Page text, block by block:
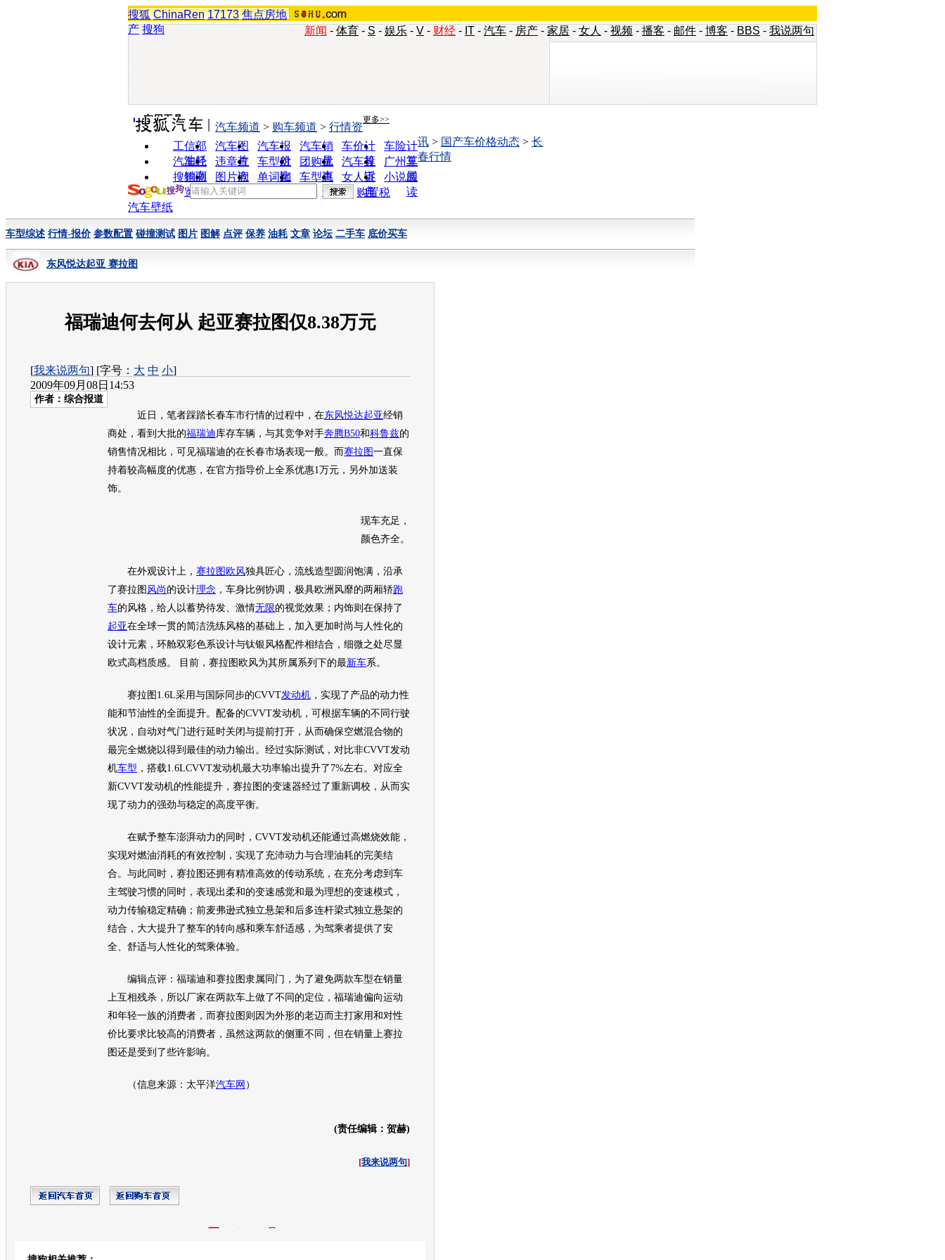
搜狐 ChinaRen 17173 焦点房地
产 搜狗 新闻 - 体育 - S - 娱乐 - V - 财经 - IT - 汽车 - 房产 - 家居 - 女人 - 视频 - 播客 - 邮件 - 博客 - BBS - 我说两句
实用工具 更多>>
工信部
油耗
汽车图
片
汽车报
价
汽车销
量
车价计
算
车险计
算
汽车经
销商
违章查
询
车型对
比
团购优
惠
汽车投
诉
广州车
展
搜狗浏
览器
图片欣
赏
单词翻
车型查
询
女人宝
典
小说阅
读
汽车频道 > 购车频道 > 行情资
讯 > 国产车价格动态 > 长
春行情
购置税
汽车壁纸
车型综述 行情-报价 参数配置 碰撞测试 图片 图解 点评 保养 油耗 文章 论坛 二手车 底价买车
东风悦达起亚 赛拉图
福瑞迪何去何从 起亚赛拉图仅8.38万元
[我来说两句] [字号： 大 中 小]
2009年09月08日14:53
作者：综合报道
近日，笔者踩踏长春车市行情的过程中，在东风悦达起亚经销
商处，看到大批的福瑞迪 库存车辆，与其竞争对手奔腾B50和科鲁兹的
销售情况相比，可见福瑞迪的在长春市场表现一般。而赛拉图 一直保
持着较高幅度的优惠，在官方指导价上全系优惠1万元，另外加送装
饰。
现车充足，
颜色齐全。
在外观设计上， 赛拉图欧风独具匠心，流线造型圆润饱满，沿承
了赛拉图 风尚 的设计理念 ，车身比例协调，极具欧洲风靡的两厢轿跑
车的风格，给人以蓄势待发、激情无限的视觉效果；内饰则在保持了
起亚在全球一贯的简洁洗练风格的基础上，加入更加时尚与人性化的
设计元素，环舱双彩色系设计与钛银风格配件相结合，细微之处尽显
欧式高档质感。 目前， 赛拉图欧风为其所属系列下的最新车系。
赛拉图 1.6L采用与国际同步的CVVT发动机 ，实现了产品的动力性
能和节油性的全面提升。配备的CVVT发动机 ，可根据车辆的不同行驶
状况，自动对气门进行延时关闭与提前打开，从而确保空燃混合物的
最完全燃烧以得到最佳的动力输出。经过实际测试，对比非CVVT发动
机车型 ，搭载1.6LCVVT发动机最大功率输出提升了7%左右。对应全
新CVVT发动机的性能提升， 赛拉图 的变速器经过了重新调校，从而实
现了动力的强劲与稳定的高度平衡。
在赋予整车澎湃动力的同时，CVVT发动机还能通过高燃烧效能，
实现对燃油消耗的有效控制，实现了充沛动力与合理油耗的完美结
合。与此同时， 赛拉图 还拥有精准高效的传动系统，在充分考虑到车
主驾驶习惯的同时，表现出柔和的变速感觉和最为理想的变速模式，
动力传输稳定精确；前麦弗逊式独立悬架和后多连杆梁式独立悬架的
结合，大大提升了整车的转向感和乘车舒适感，为驾乘者提供了安
全、舒适与人性化的驾乘体验。
编辑点评： 福瑞迪和赛拉图 隶属同门，为了避免两款车型在销量
上互相残杀，所以厂家在两款车上做了不同的定位， 福瑞迪偏向运动
和年轻一族的消费者，而赛拉图 则因为外形的老迈而主打家用和对性
价比要求比较高的消费者，虽然这两款的侧重不同，但在销量上赛拉
图 还是受到了些许影响。
（信息来源：太平洋汽车网 ）
(责任编辑：贺赫)
[我来说两句]